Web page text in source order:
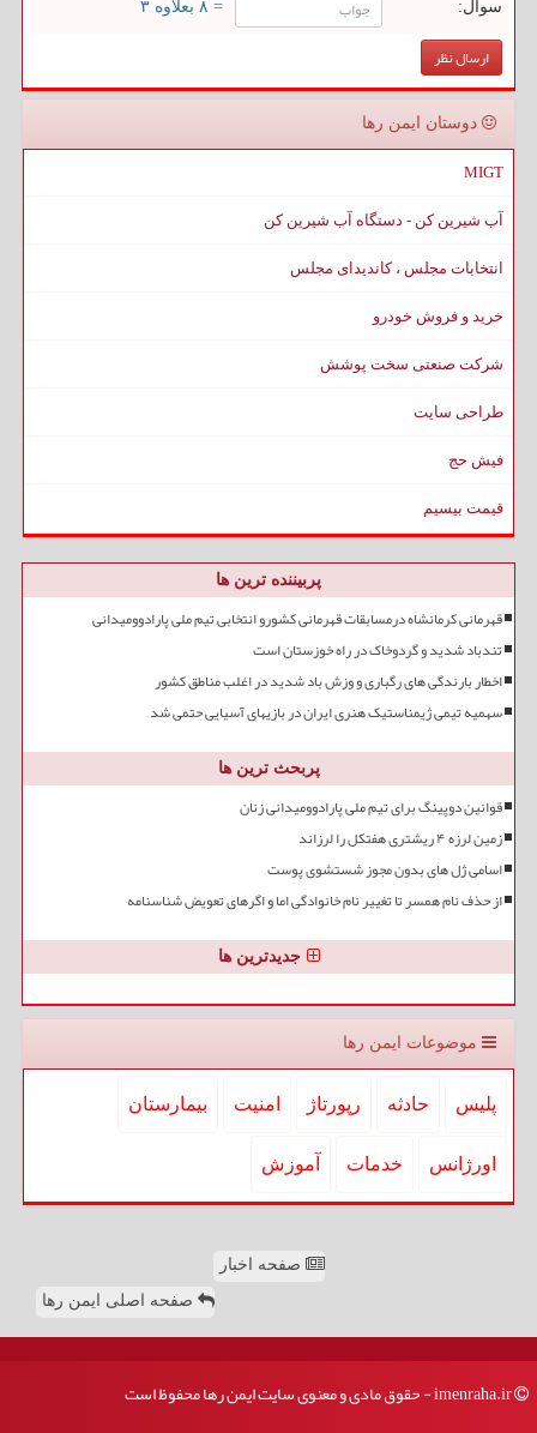
سوال: = ۸ بعلاوه ۳
دوستان ایمن رها
MIGT
آب شیرین کن - دستگاه آب شیرین کن
انتخابات مجلس ، کاندیدای مجلس
خرید و فروش خودرو
شرکت صنعتی سخت پوشش
طراحی سایت
فیش حج
قیمت بیسیم
پربیننده ترین ها
قهرمانی کرمانشاه درمسابقات قهرمانی کشورو انتخابی تیم ملی پارادوومیدانی
تندباد شدید و گردوخاک در راه خوزستان است
اخطار بارندگی های رگباری و وزش باد شدید در اغلب مناطق کشور
سهمیه تیمی ژیمناستیک هنری ایران در بازیهای آسیایی حتمی شد
پربحث ترین ها
قوانین دوپینگ برای تیم ملی پارادوومیدانی زنان
زمین لرزه ۴ ریشتری هفتکل را لرزاند
اسامی ژل های بدون مجوز شستشوی پوست
از حذف نام همسر تا تغییر نام خانوادگی اما و اگرهای تعویض شناسنامه
جدیدترین ها
موضوعات ایمن رها
پلیس حادثه رپورتاژ امنیت بیمارستان
اورژانس خدمات آموزش
صفحه اخبار
صفحه اصلی ایمن رها